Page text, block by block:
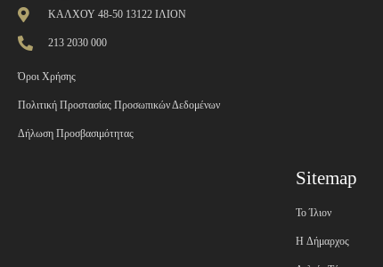
ΚΑΛΧΟΥ 48-50 13122 ΙΛΙΟΝ
213 2030 000
Όροι Χρήσης
Πολιτική Προστασίας Προσωπικών Δεδομένων
Δήλωση Προσβασιμότητας
Sitemap
Το Ίλιον
H Δήμαρχος